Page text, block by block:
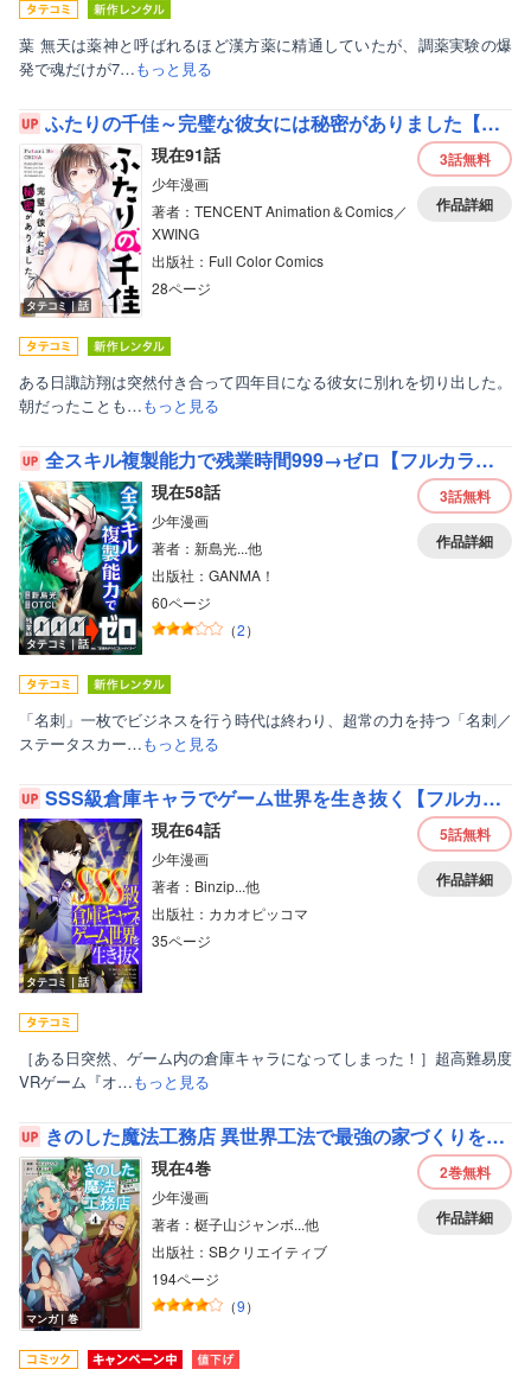
葉 無天は薬神と呼ばれるほど漢方薬に精通していたが、調薬実験の爆
発で魂だけが7…もっと見る
ふたりの千佳～完璧な彼女には秘密がありました【フルカラー】
タテコミ｜話
現在91話
少年漫画
著者：TENCENT Animation＆Comics／
XWING
出版社：Full Color Comics
28ページ
3話無料
作品詳細
ある日諏訪翔は突然付き合って四年目になる彼女に別れを切り出した。
朝だったことも…もっと見る
全スキル複製能力で残業時間999→ゼロ【フルカラー】
タテコミ｜話
現在58話
少年漫画
著者：新島光...他
出版社：GANMA！
60ページ
（2）
3話無料
作品詳細
「名刺」一枚でビジネスを行う時代は終わり、超常の力を持つ「名刺／
ステータスカー…もっと見る
SSS級倉庫キャラでゲーム世界を生き抜く【フルカラー】
タテコミ｜話
現在64話
少年漫画
著者：Binzip...他
出版社：カカオピッコマ
35ページ
5話無料
作品詳細
［ある日突然、ゲーム内の倉庫キャラになってしまった！］超高難易度
VRゲーム『オ…もっと見る
きのした魔法工務店 異世界工法で最強の家づくりを（コミック）
マンガ｜巻
現在4巻
少年漫画
著者：梃子山ジャンボ...他
出版社：SBクリエイティブ
194ページ
（9）
2巻無料
作品詳細